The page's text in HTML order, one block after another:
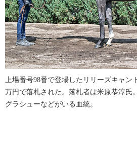
上場番号98番で登場したリリーズキャン
万円で落札された。落札者は米原恭淳氏
グラシューなどがいる血統。